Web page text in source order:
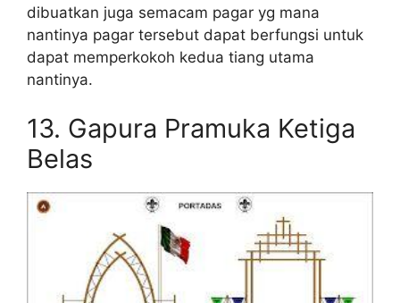
dibuatkan juga semacam pagar yg mana
nantinya pagar tersebut dapat berfungsi untuk
dapat memperkokoh kedua tiang utama
nantinya.
13. Gapura Pramuka Ketiga
Belas